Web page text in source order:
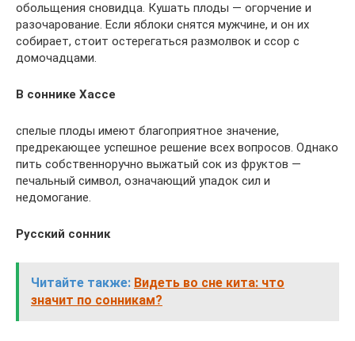
обольщения сновидца. Кушать плоды — огорчение и
разочарование. Если яблоки снятся мужчине, и он их
собирает, стоит остерегаться размолвок и ссор с
домочадцами.
В соннике Хассе
спелые плоды имеют благоприятное значение,
предрекающее успешное решение всех вопросов. Однако
пить собственноручно выжатый сок из фруктов —
печальный символ, означающий упадок сил и
недомогание.
Русский сонник
Читайте также: Видеть во сне кита: что
значит по сонникам?